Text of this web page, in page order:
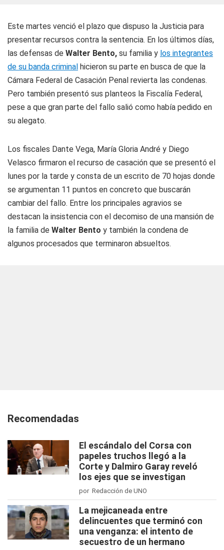
Este martes venció el plazo que dispuso la Justicia para
presentar recursos contra la sentencia. En los últimos días,
las defensas de Walter Bento, su familia y los integrantes
de su banda criminal hicieron su parte en busca de que la
Cámara Federal de Casación Penal revierta las condenas.
Pero también presentó sus planteos la Fiscalía Federal,
pese a que gran parte del fallo salió como había pedido en
su alegato.
Los fiscales Dante Vega, María Gloria André y Diego
Velasco firmaron el recurso de casación que se presentó el
lunes por la tarde y consta de un escrito de 70 hojas donde
se argumentan 11 puntos en concreto que buscarán
cambiar del fallo. Entre los principales agravios se
destacan la insistencia con el decomiso de una mansión de
la familia de Walter Bento y también la condena de
algunos procesados que terminaron absueltos.
Recomendadas
El escándalo del Corsa con
papeles truchos llegó a la
Corte y Dalmiro Garay reveló
los ejes que se investigan
por Redacción de UNO
La mejicaneada entre
delincuentes que terminó con
una venganza: el intento de
secuestro de un hermano